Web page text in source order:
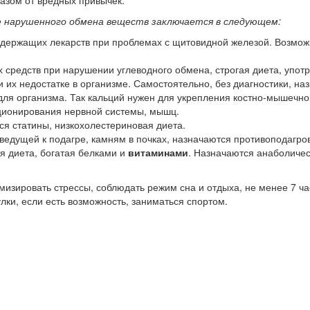
нарушенного обмена веществ заключается в следующем:
лекарств при проблемах с щитовидной железой.
при нарушении углеводного обмена, строгая диета,
недостатке в организме. Самостоятельно, без диагностики,
организма. Так кальций нужен для укрепления костно-
нервной системы, мышц.
статины, низкохолестериновая диета.
к подагре, камням в почках, назначаются
диета, богатая белками и витаминами. Назначаются
стрессы, соблюдать режим сна и отдыха, не менее 7
если есть возможность, заниматься спортом.